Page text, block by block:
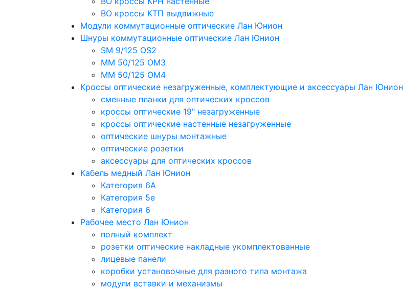
ВО кроссы КТП выдвижные
Модули коммутационные оптические Лан Юнион
Шнуры коммутационные оптические Лан Юнион
SM 9/125 OS2
MM 50/125 OM3
MM 50/125 OM4
Кроссы оптические незагруженные, комплектующие и аксессуары Лан Юнион
сменные планки для оптических кроссов
кроссы оптические 19" незагруженные
кроссы оптические настенные незагруженные
оптические шнуры монтажные
оптические розетки
аксессуары для оптических кроссов
Кабель медный Лан Юнион
Категория 6A
Категория 5e
Категория 6
Рабочее место Лан Юнион
полный комплект
розетки оптические накладные укомплектованные
лицевые панели
коробки установочные для разного типа монтажа
модули вставки и механизмы